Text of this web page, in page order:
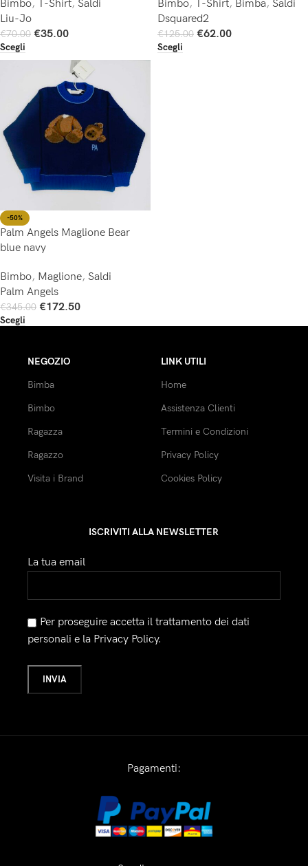
Bimbo, T-Shirt, Saldi
Liu-Jo
€70.00 €35.00
Scegli
Bimbo, T-Shirt, Bimba, Saldi
Dsquared2
€125.00 €62.00
Scegli
-50%
Palm Angels Maglione Bear
blue navy
Bimbo, Maglione, Saldi
Palm Angels
€345.00 €172.50
Scegli
NEGOZIO
Bimba
Bimbo
Ragazza
Ragazzo
Visita i Brand
LINK UTILI
Home
Assistenza Clienti
Termini e Condizioni
Privacy Policy
Cookies Policy
ISCRIVITI ALLA NEWSLETTER
La tua email
Per proseguire accetta il trattamento dei dati
personali e la Privacy Policy.
Pagamenti: